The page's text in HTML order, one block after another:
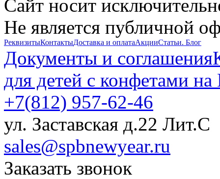
Сайт носит
Не является публичной
РеквизитыКонтактыДоставка и оплатаАкцииСтатьи. Блог
Документы и соглашения
для детей с конфетами
+7(812) 957-62-46
ул. Заставская д.22 Лит.С
sales@spbnewyear.ru
Заказать звонок